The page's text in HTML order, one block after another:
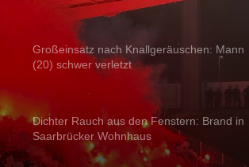
voll gesperrt
Großeinsatz nach Knallgeräuschen: Mann
(20) schwer verletzt
Dichter Rauch aus den Fenstern: Brand in
Saarbrücker Wohnhaus